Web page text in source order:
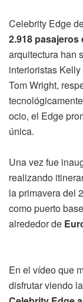
Celebrity Edge
2.918
arquitectura han
interioristas
Tom Wright,
ocio, el Edge
única.
Una vez fue
realizando
la primavera del
como puerto
alrededor de
En el vídeo que
disfrutar viendo la